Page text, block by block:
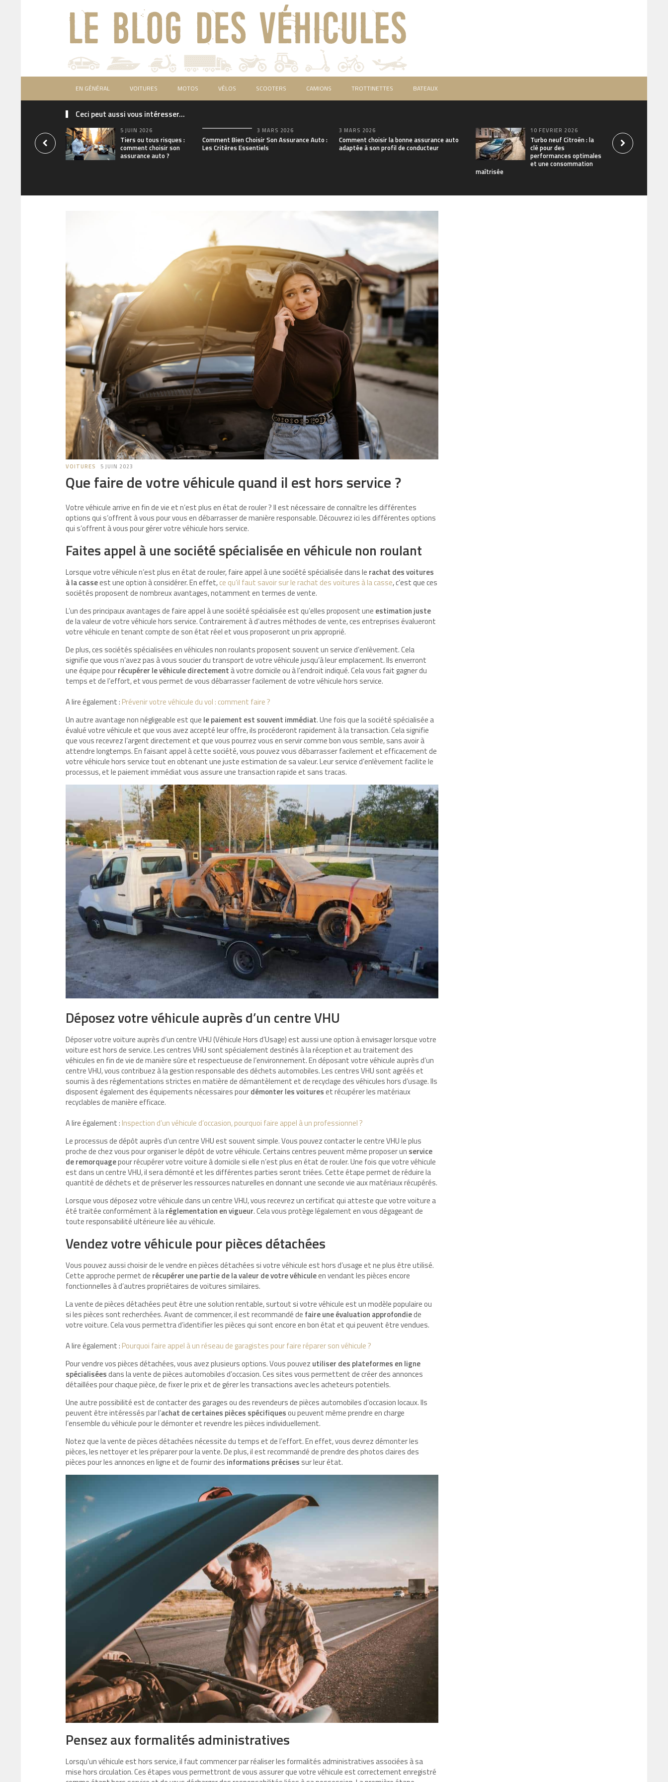
EN GÉNÉRAL VOITURES MOTOS VÉLOS SCOOTERS CAMIONS TROTTINETTES BATEAUX
Ceci peut aussi vous intéresser...
5 JUIN 2026
Tiers ou tous risques :
comment choisir son
assurance auto ?
3 MARS 2026
Comment Bien Choisir Son Assurance Auto :
Les Critères Essentiels
3 MARS 2026
Comment choisir la bonne assurance auto
adaptée à son profil de conducteur
10 FÉVRIER 2026
Turbo neuf Citroën : la
clé pour des
performances optimales
et une consommation
maîtrisée
VOITURES 5 JUIN 2023
Que faire de votre véhicule quand il est hors service ?
Votre véhicule arrive en fin de vie et n’est plus en état de rouler ? Il est nécessaire de connaître les différentes
options qui s’offrent à vous pour vous en débarrasser de manière responsable. Découvrez ici les différentes options
qui s’offrent à vous pour gérer votre véhicule hors service.
Faites appel à une société spécialisée en véhicule non roulant
Lorsque votre véhicule n’est plus en état de rouler, faire appel à une société spécialisée dans le rachat des voitures
à la casseest une option à considérer. En effet,ce qu’il faut savoir sur le rachat des voitures à la casse, c’est que ces
sociétés proposent de nombreux avantages, notamment en termes de vente.
L’un des principaux avantages de faire appel à une société spécialisée est qu’elles proposent une estimation juste
de la valeur de votre véhicule hors service. Contrairement à d’autres méthodes de vente, ces entreprises évalueront
votre véhicule en tenant compte de son état réel et vous proposeront un prix approprié.
De plus, ces sociétés spécialisées en véhicules non roulants proposent souvent un service d’enlèvement. Cela
signifie que vous n’avez pas à vous soucier du transport de votre véhicule jusqu’à leur emplacement. Ils enverront
une équipe pourrécupérer le véhicule directement à votre domicile ou à l’endroit indiqué. Cela vous fait gagner du
temps et de l’effort, et vous permet de vous débarrasser facilement de votre véhicule hors service.
A lire également : Prévenir votre véhicule du vol : comment faire ?
Un autre avantage non négligeable est que le paiement est souvent immédiat. Une fois que la société spécialisée a
évalué votre véhicule et que vous avez accepté leur offre, ils procéderont rapidement à la transaction. Cela signifie
que vous recevrez l’argent directement et que vous pourrez vous en servir comme bon vous semble, sans avoir à
attendre longtemps. En faisant appel à cette société, vous pouvez vous débarrasser facilement et efficacement de
votre véhicule hors service tout en obtenant une juste estimation de sa valeur. Leur service d’enlèvement facilite le
processus, et le paiement immédiat vous assure une transaction rapide et sans tracas.
Déposez votre véhicule auprès d’un centre VHU
Déposer votre voiture auprès d’un centre VHU (Véhicule Hors d’Usage) est aussi une option à envisager lorsque votre
voiture est hors de service. Les centres VHU sont spécialement destinés à la réception et au traitement des
véhicules en fin de vie de manière sûre et respectueuse de l’environnement. En déposant votre véhicule auprès d’un
centre VHU, vous contribuez à la gestion responsable des déchets automobiles. Les centres VHU sont agréés et
soumis à des réglementations strictes en matière de démantèlement et de recyclage des véhicules hors d’usage. Ils
disposent également des équipements nécessaires pourdémonter les voitureset récupérer les matériaux
recyclables de manière efficace.
A lire également : Inspection d’un véhicule d’occasion, pourquoi faire appel à un professionnel ?
Le processus de dépôt auprès d’un centre VHU est souvent simple. Vous pouvez contacter le centre VHU le plus
proche de chez vous pour organiser le dépôt de votre véhicule. Certains centres peuvent même proposer un service
de remorquagepour récupérer votre voiture à domicile si elle n’est plus en état de rouler. Une fois que votre véhicule
est dans un centre VHU, il sera démonté et les différentes parties seront triées. Cette étape permet de réduire la
quantité de déchets et de préserver les ressources naturelles en donnant une seconde vie aux matériaux récupérés.
Lorsque vous déposez votre véhicule dans un centre VHU, vous recevrez un certificat qui atteste que votre voiture a
été traitée conformément à laréglementation en vigueur. Cela vous protège légalement en vous dégageant de
toute responsabilité ultérieure liée au véhicule.
Vendez votre véhicule pour pièces détachées
Vous pouvez aussi choisir de le vendre en pièces détachées si votre véhicule est hors d’usage et ne plus être utilisé.
Cette approche permet de récupérer une partie de la valeur de votre véhiculeen vendant les pièces encore
fonctionnelles à d’autres propriétaires de voitures similaires.
La vente de pièces détachées peut être une solution rentable, surtout si votre véhicule est un modèle populaire ou
si les pièces sont recherchées. Avant de commencer, il est recommandé de faire une évaluation approfondiede
votre voiture. Cela vous permettra d’identifier les pièces qui sont encore en bon état et qui peuvent être vendues.
A lire également : Pourquoi faire appel à un réseau de garagistes pour faire réparer son véhicule ?
Pour vendre vos pièces détachées, vous avez plusieurs options. Vous pouvez utiliser des plateformes en ligne
spécialiséesdans la vente de pièces automobiles d’occasion. Ces sites vous permettent de créer des annonces
détaillées pour chaque pièce, de fixer le prix et de gérer les transactions avec les acheteurs potentiels.
Une autre possibilité est de contacter des garages ou des revendeurs de pièces automobiles d’occasion locaux. Ils
peuvent être intéressés par l’achat de certaines pièces spécifiquesou peuvent même prendre en charge
l’ensemble du véhicule pour le démonter et revendre les pièces individuellement.
Notez que la vente de pièces détachées nécessite du temps et de l’effort. En effet, vous devrez démonter les
pièces, les nettoyer et les préparer pour la vente. De plus, il est recommandé de prendre des photos claires des
pièces pour les annonces en ligne et de fournir des informations précises sur leur état.
Pensez aux formalités administratives
Lorsqu’un véhicule est hors service, il faut commencer par réaliser les formalités administratives associées à sa
mise hors circulation. Ces étapes vous permettront de vous assurer que votre véhicule est correctement enregistré